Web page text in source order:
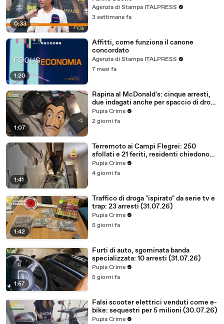
0:33
Agenzia di Stampa ITALPRESS
3 settimane fa
1:20
Affitti, come funziona il canone
concordato
Agenzia di Stampa ITALPRESS
7 mesi fa
1:07
Rapina al McDonald's: cinque arresti,
due indagati anche per spaccio di droga
(03.08.26)
Pupia Crime
2 giorni fa
1:41
Terremoto ai Campi Flegrei: 250
sfollati e 21 feriti, residenti chiedono
certezze sul futuro (01.08.26)
Pupia Crime
4 giorni fa
1:42
Traffico di droga "ispirato" da serie tv e
trap: 23 arresti (31.07.26)
Pupia Crime
5 giorni fa
1:57
Furti di auto, sgominata banda
specializzata: 10 arresti (31.07.26)
Pupia Crime
5 giorni fa
Falsi scooter elettrici venduti come e-
bike: sequestri per 5 milioni (30.07.26)
Pupia Crime